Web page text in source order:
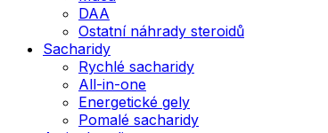
DAA
Ostatní náhrady steroidů
Sacharidy
Rychlé sacharidy
All-in-one
Energetické gely
Pomalé sacharidy